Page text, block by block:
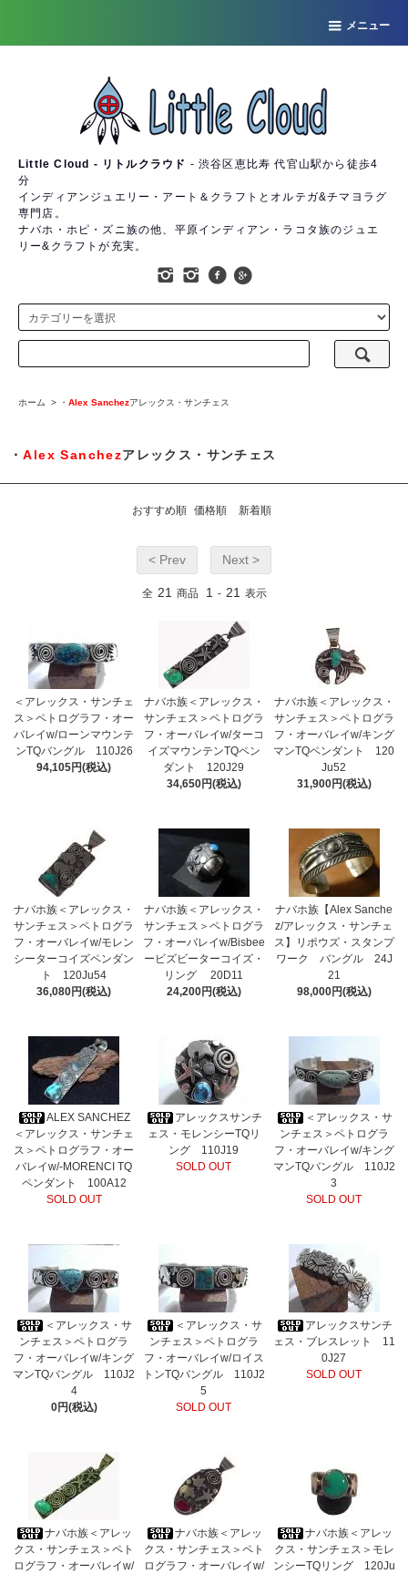
メニュー
Little Cloud - リトルクラウド - 渋谷区恵比寿 代官山駅から徒歩4
分
インディアンジュエリー・アート＆クラフトとオルテガ&チマヨラグ
専門店。
ナバホ・ホピ・ズニ族の他、平原インディアン・ラコタ族のジュエ
リー&クラフトが充実。
ホーム > ・ Alex Sanchezアレックス・サンチェス
・Alex Sanchezアレックス・サンチェス
おすすめ順 価格順 新着順
< Prev Next >
全 21 商品 1 - 21 表示
＜アレックス・サンチェ
ス＞ペトログラフ・オー
バレイw/ローンマウンテ
ンTQバングル 110J26
94,105円(税込)
ナバホ族＜アレックス・
サンチェス＞ペトログラ
フ・オーバレイw/ターコ
イズマウンテンTQペン
ダント 120J29
34,650円(税込)
ナバホ族＜アレックス・
サンチェス＞ペトログラ
フ・オーバレイw/キング
マンTQペンダント 120
Ju52
31,900円(税込)
ナバホ族＜アレックス・
サンチェス＞ペトログラ
フ・オーバレイw/モレン
シーターコイズペンダン
ト 120Ju54
36,080円(税込)
ナバホ族＜アレックス・
サンチェス＞ペトログラ
フ・オーバレイw/Bisbee
ービズビーターコイズ・
リング 20D11
24,200円(税込)
ナバホ族【Alex Sanche
z/アレックス・サンチェ
ス】リポウズ・スタンプ
ワーク バングル 24J
21
98,000円(税込)
ALEX SANCHEZ
＜アレックス・サンチェ
ス＞ペトログラフ・オー
バレイw/-MORENCI TQ
ペンダント 100A12
SOLD OUT
アレックスサンチ
ェス・モレンシーTQリ
ング 110J19
SOLD OUT
＜アレックス・サ
ンチェス＞ペトログラ
フ・オーバレイw/キング
マンTQバングル 110J2
3
SOLD OUT
＜アレックス・サ
ンチェス＞ペトログラ
フ・オーバレイw/キング
マンTQバングル 110J2
4
0円(税込)
＜アレックス・サ
ンチェス＞ペトログラ
フ・オーバレイw/ロイス
トンTQバングル 110J2
5
SOLD OUT
アレックスサンチ
ェス・ブレスレット 11
0J27
SOLD OUT
ナバホ族＜アレッ
クス・サンチェス＞ペト
ログラフ・オーバレイw/
ナバホ族＜アレッ
クス・サンチェス＞ペト
ログラフ・オーバレイw/
ナバホ族＜アレッ
クス・サンチェス＞モレ
ンシーTQリング 120Ju